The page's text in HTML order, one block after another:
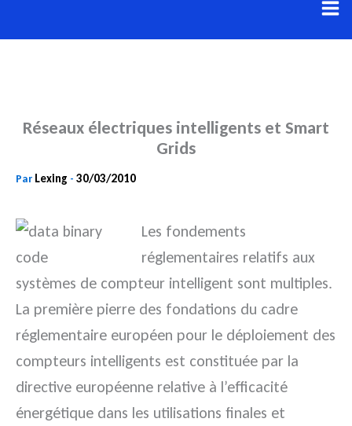
au
Réseaux électriques intelligents et Smart
Grids
Par Lexing - 30/03/2010
Les fondements
réglementaires relatifs aux
systèmes de compteur intelligent sont multiples.
La première pierre des fondations du cadre
réglementaire européen pour le déploiement des
compteurs intelligents est constituée par la
directive européenne relative à l’efficacité
énergétique dans les utilisations finales et